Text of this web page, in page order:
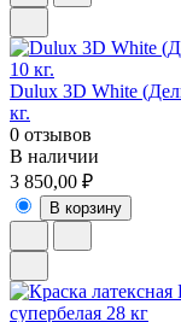
Dulux 3D White
кг.
0 отзывов
В наличии
3 850,00 ₽
В корзину